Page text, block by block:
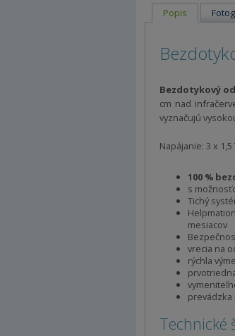
Popis
Bezdotykový
cm nad
vyznačujú
Napájanie: 3 x
100 %
s
Tichý
mesiacov
vrecia na
rýchla
prevádzka
Technické